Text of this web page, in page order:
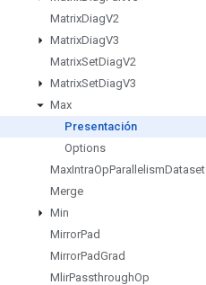
MatrixDiagV2
MatrixDiagV3
MatrixSetDiagV2
MatrixSetDiagV3
Max
Presentación
Options
MaxIntraOpParallelismDataset
Merge
Min
MirrorPad
MirrorPadGrad
MlirPassthroughOp